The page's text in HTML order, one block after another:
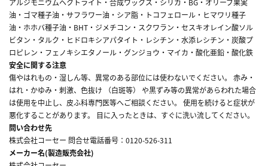
油・ゴマ種子油・サフラワー油・シア脂・トコフェロール・ヒマワリ種子
油・ホホバ種子油・BHT・ジメチコン・スクワラン・セスキオレイン酸ソル
ビタン・タルク・ヒドロキシアパタイト・レシチン・水添レシチン・炭酸プ
ロピレン・フェノキシエタノール・グンジョウ・マイカ・酸化亜鉛・酸化鉄
安全に関する注意
傷やはれもの・湿しん等、異常のある部位には使わないでください。 赤み・
はれ・かゆみ・刺激、色抜け （白斑等） や黒ずみ等の異常があらわれた場合
は使用を中止し、皮ふ科専門医等へご相談ください。 使用を続けると症状が
悪化することがあります。 目に入ったときは、すぐに洗い流してください。
問い合わせ先
株式会社コーセー 問合せ電話番号：0120-526-311
メーカー名(製造販売会社)